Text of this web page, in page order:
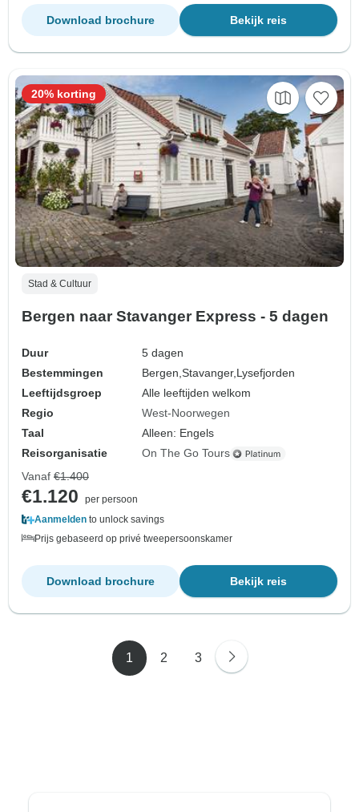
Bekijk reis
Download brochure
Stad & Cultuur
Bergen naar Stavanger Express - 5 dagen
Duur
5 dagen
Bestemmingen
Bergen,Stavanger,Lysefjorden
Leeftijdsgroep
Alle leeftijden welkom
Regio
West-Noorwegen
Taal
Alleen: Engels
Reisorganisatie
On The Go Tours
20% korting
Vanaf €1.400
€1.120
per persoon
Aanmelden to unlock savings
Prijs gebaseerd op privé tweepersoonskamer
Bekijk reis
Download brochure
1 2 3